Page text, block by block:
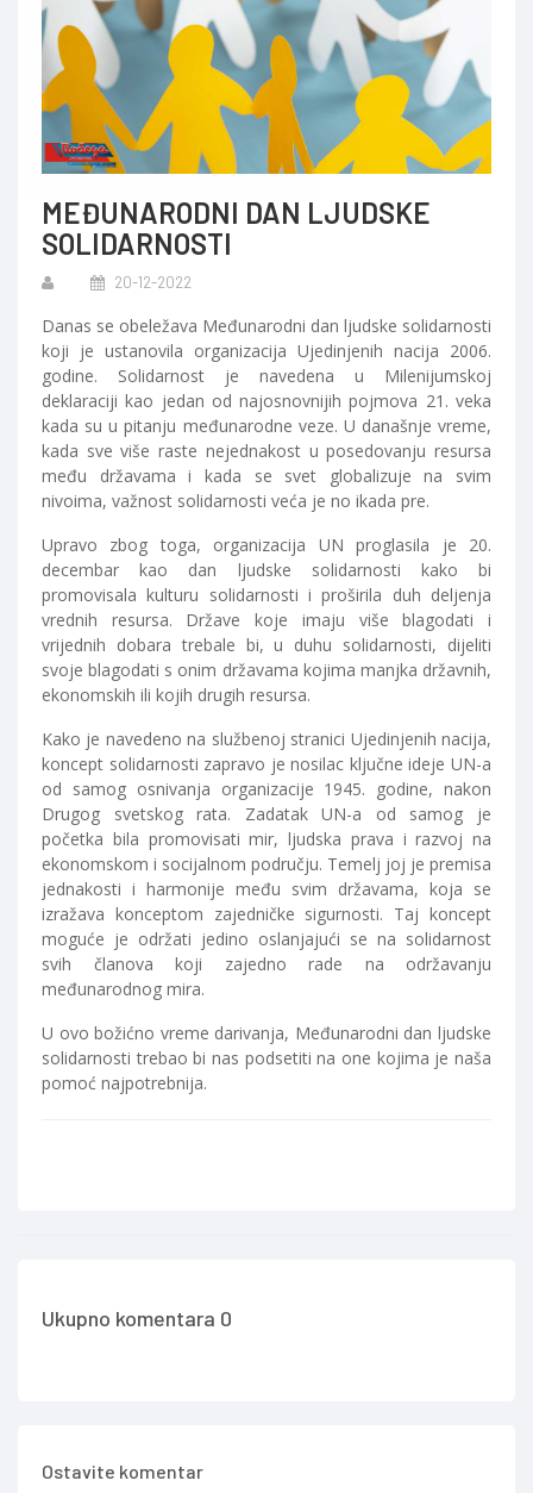
MEĐUNARODNI DAN LJUDSKE
SOLIDARNOSTI
20-12-2022
Danas se obeležava Međunarodni dan ljudske solidarnosti
koji je ustanovila organizacija Ujedinjenih nacija 2006.
godine. Solidarnost je navedena u Milenijumskoj
deklaraciji kao jedan od najosnovnijih pojmova 21. veka
kada su u pitanju međunarodne veze. U današnje vreme,
kada sve više raste nejednakost u posedovanju resursa
među državama i kada se svet globalizuje na svim
nivoima, važnost solidarnosti veća je no ikada pre.
Upravo zbog toga, organizacija UN proglasila je 20.
decembar kao dan ljudske solidarnosti kako bi
promovisala kulturu solidarnosti i proširila duh deljenja
vrednih resursa. Države koje imaju više blagodati i
vrijednih dobara trebale bi, u duhu solidarnosti, dijeliti
svoje blagodati s onim državama kojima manjka državnih,
ekonomskih ili kojih drugih resursa.
Kako je navedeno na službenoj stranici Ujedinjenih nacija,
koncept solidarnosti zapravo je nosilac ključne ideje UN-a
od samog osnivanja organizacije 1945. godine, nakon
Drugog svetskog rata. Zadatak UN-a od samog je
početka bila promovisati mir, ljudska prava i razvoj na
ekonomskom i socijalnom području. Temelj joj je premisa
jednakosti i harmonije među svim državama, koja se
izražava konceptom zajedničke sigurnosti. Taj koncept
moguće je održati jedino oslanjajući se na solidarnost
svih članova koji zajedno rade na održavanju
međunarodnog mira.
U ovo božićno vreme darivanja, Međunarodni dan ljudske
solidarnosti trebao bi nas podsetiti na one kojima je naša
pomoć najpotrebnija.
Ukupno komentara 0
Ostavite komentar